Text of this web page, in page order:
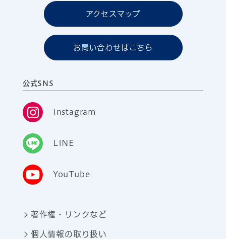
アクセスマップ
お問い合わせはこちら
公式SNS
Instagram
LINE
YouTube
著作権・リンクなど
個人情報の取り扱い